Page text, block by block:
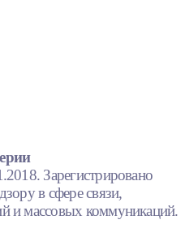
Зарегистрировано
в сфере связи,
и массовых коммуникаций.